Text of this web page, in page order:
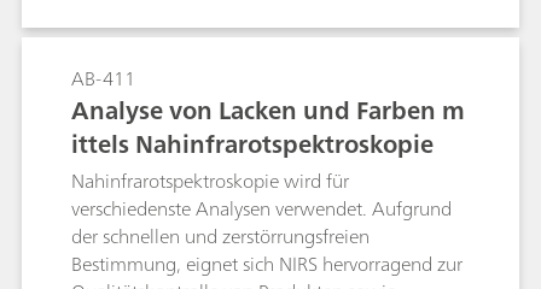
bestimmen lässt. Bis zu 24 Proben können direkt
in 75-mL-Titriergefässen analysiert werden. Die
Proben werden in den Titriergefässen
eingewogen und mit einer Al-Folie abgedeckt.
Dies verhindert eine Verfälschung des
Wassergehalts.
AB-411
Analyse von Lacken und Farben m
ittels Nahinfrarotspektroskopie
Nahinfrarotspektroskopie wird für
verschiedenste Analysen verwendet. Aufgrund
der schnellen und zerstörrungsfreien
Bestimmung, eignet sich NIRS hervorragend zur